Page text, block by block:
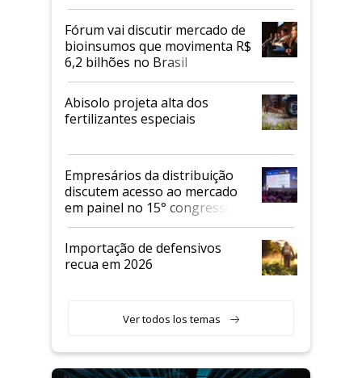
Fórum vai discutir mercado de
bioinsumos que movimenta R$
6,2 bilhões no Brasil
Abisolo projeta alta dos
fertilizantes especiais
Empresários da distribuição
discutem acesso ao mercado
em painel no 15° congresso
Andav
Importação de defensivos
recua em 2026
Ver todos los temas